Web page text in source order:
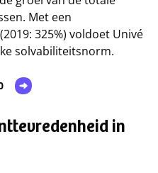
Met een
325%) voldoet Univé
solvabiliteitsnorm.
in